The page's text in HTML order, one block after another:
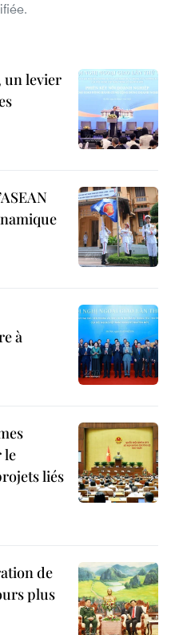
un levier
à
le
liés
de
plus